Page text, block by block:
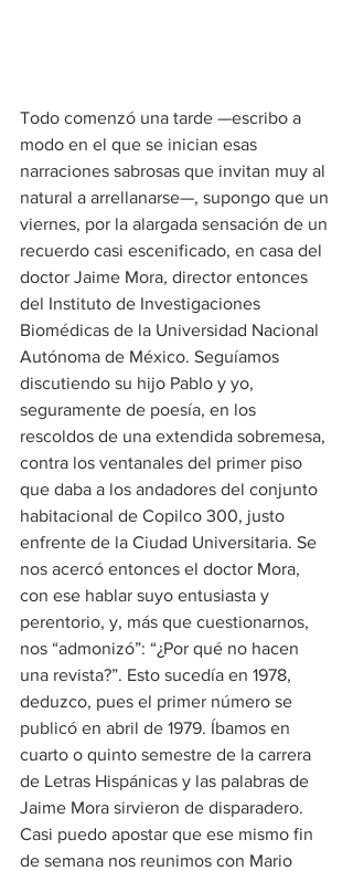
Todo comenzó una tarde —escribo a
modo en el que se inician esas
narraciones sabrosas que invitan muy al
natural a arrellanarse—, supongo que un
viernes, por la alargada sensación de un
recuerdo casi escenificado, en casa del
doctor Jaime Mora, director entonces
del Instituto de Investigaciones
Biomédicas de la Universidad Nacional
Autónoma de México. Seguíamos
discutiendo su hijo Pablo y yo,
seguramente de poesía, en los
rescoldos de una extendida sobremesa,
contra los ventanales del primer piso
que daba a los andadores del conjunto
habitacional de Copilco 300, justo
enfrente de la Ciudad Universitaria. Se
nos acercó entonces el doctor Mora,
con ese hablar suyo entusiasta y
perentorio, y, más que cuestionarnos,
nos “admonizó”: “¿Por qué no hacen
una revista?”. Esto sucedía en 1978,
deduzco, pues el primer número se
publicó en abril de 1979. Íbamos en
cuarto o quinto semestre de la carrera
de Letras Hispánicas y las palabras de
Jaime Mora sirvieron de disparadero.
Casi puedo apostar que ese mismo fin
de semana nos reunimos con Mario